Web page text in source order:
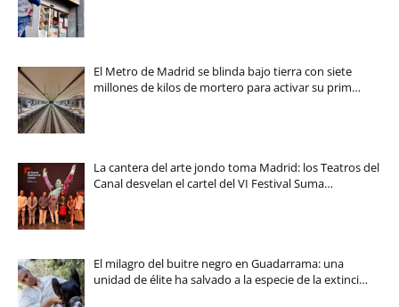
El Metro de Madrid se blinda bajo tierra con siete
millones de kilos de mortero para activar su prim…
La cantera del arte jondo toma Madrid: los Teatros del
Canal desvelan el cartel del VI Festival Suma…
El milagro del buitre negro en Guadarrama: una
unidad de élite ha salvado a la especie de la extinci…